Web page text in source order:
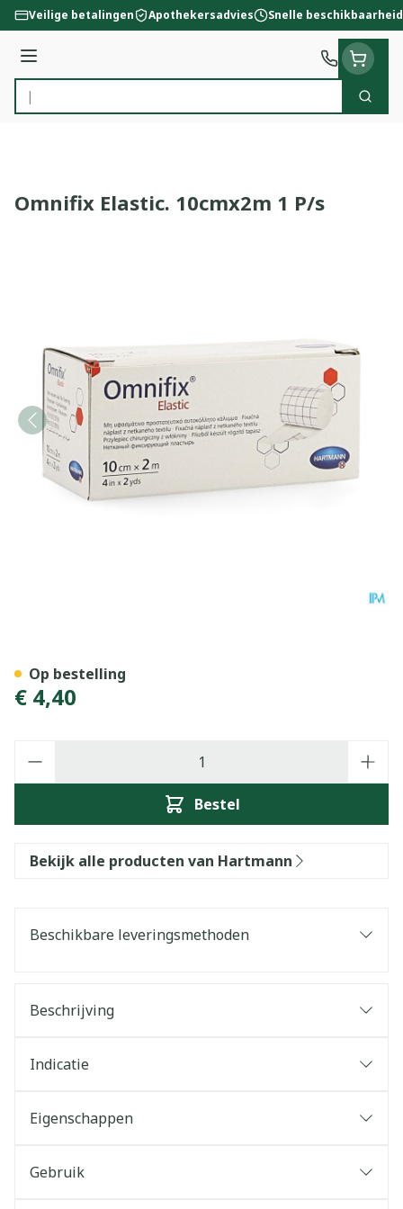
Ga naar de inhoud
Veilige betalingen Apothekersadvies Snelle beschikbaarheid
Menu
Product, merk, categorie...
Zoek
Omnifix Elastic. 10cmx2m 1 P/s
€ 4,40
Bestel
Op bestelling
Bekijk alle producten van Hartmann
Beschikbare leveringsmethoden
Beschrijving
Indicatie
Eigenschappen
Gebruik